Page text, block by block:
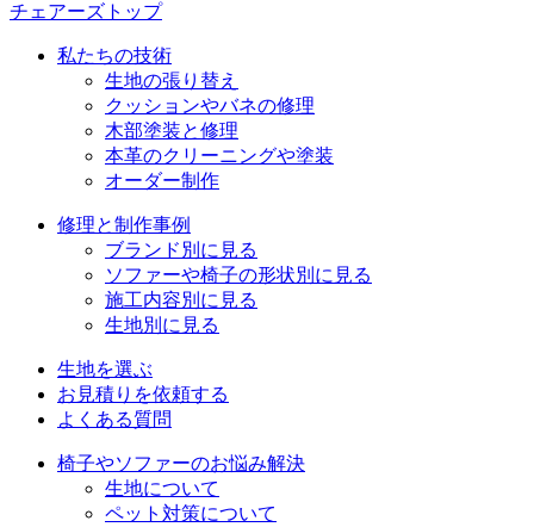
チェアーズトップ
私たちの技術
生地の張り替え
クッションやバネの修理
木部塗装と修理
本革のクリーニングや塗装
オーダー制作
修理と制作事例
ブランド別に見る
ソファーや椅子の形状別に見る
施工内容別に見る
生地別に見る
生地を選ぶ
お見積りを依頼する
よくある質問
椅子やソファーのお悩み解決
生地について
ペット対策について